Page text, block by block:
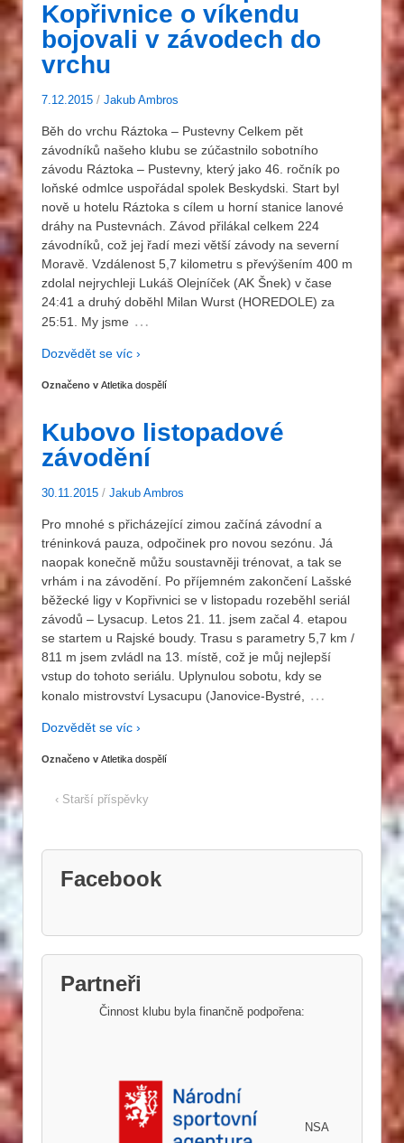
Kopřivnice o víkendu
bojovali v závodech do
vrchu
7.12.2015 / Jakub Ambros
Běh do vrchu Ráztoka – Pustevny Celkem pět
závodníků našeho klubu se zúčastnilo sobotního
závodu Ráztoka – Pustevny, který jako 46. ročník po
loňské odmlce uspořádal spolek Beskydski. Start byl
nově u hotelu Ráztoka s cílem u horní stanice lanové
dráhy na Pustevnách. Závod přilákal celkem 224
závodníků, což jej řadí mezi větší závody na severní
Moravě. Vzdálenost 5,7 kilometru s převýšením 400 m
zdolal nejrychleji Lukáš Olejníček (AK Šnek) v čase
24:41 a druhý doběhl Milan Wurst (HOREDOLE) za
25:51. My jsme …
Dozvědět se víc ›
Označeno v Atletika dospělí
Kubovo listopadové
závodění
30.11.2015 / Jakub Ambros
Pro mnohé s přicházející zimou začíná závodní a
tréninková pauza, odpočinek pro novou sezónu. Já
naopak konečně můžu soustavněji trénovat, a tak se
vrhám i na závodění. Po příjemném zakončení Lašské
běžecké ligy v Kopřivnici se v listopadu rozeběhl seriál
závodů – Lysacup. Letos 21. 11. jsem začal 4. etapou
se startem u Rajské boudy. Trasu s parametry 5,7 km /
811 m jsem zvládl na 13. místě, což je můj nejlepší
vstup do tohoto seriálu. Uplynulou sobotu, kdy se
konalo mistrovství Lysacupu (Janovice-Bystré,
…
Dozvědět se víc ›
Označeno v Atletika dospělí
‹ Starší příspěvky
Facebook
Partneři
Činnost klubu byla finančně podpořena:
NSA